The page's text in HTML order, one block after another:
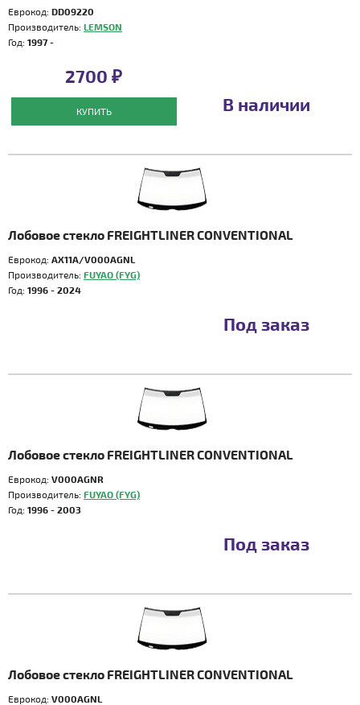
Еврокод: DD09220
Производитель: LEMSON
Год: 1997 -
2700 ₽
КУПИТЬ В наличии
Лобовое стекло FREIGHTLINER CONVENTIONAL
Еврокод: AX11A/V000AGNL
Производитель: FUYAO (FYG)
Год: 1996 - 2024
Под заказ
Лобовое стекло FREIGHTLINER CONVENTIONAL
Еврокод: V000AGNR
Производитель: FUYAO (FYG)
Год: 1996 - 2003
Под заказ
Лобовое стекло FREIGHTLINER CONVENTIONAL
Еврокод: V000AGNL